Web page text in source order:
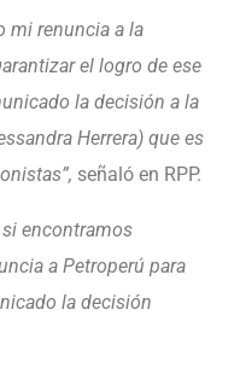
mi renuncia a la
el logro de ese
la decisión a la
Herrera) que es
señaló en RPP.
encontramos
a Petroperú para
la decisión